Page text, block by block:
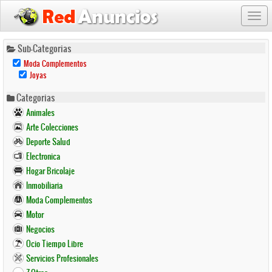
Pasar
contenido
principal
Sub-Categorias
Remove
Moda
Complementos
Moda Complementos
Remove
Joyas
Joyas
Categorias
Animales
Arte Colecciones
Deporte Salud
Electronica
Hogar Bricolaje
Inmobiliaria
Moda Complementos
Motor
Negocios
Ocio Tiempo Libre
Servicios Profesionales